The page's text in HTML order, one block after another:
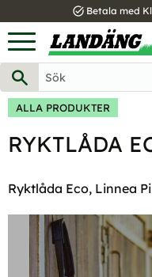
Meny
task_alt Betala med
ALLA PRODUKTER
RYKTLÅDA
Ryktlåda Eco, Linnea